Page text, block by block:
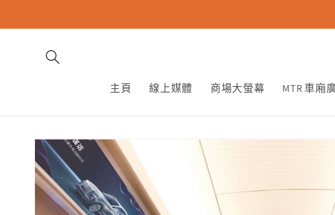
主頁 線上媒體 商場大螢幕 MTR 車廂
略過產
品資訊